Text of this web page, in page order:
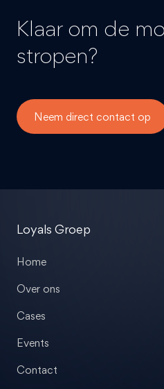
Klaar om de
stropen?
Neem direct contact op
Loyals Groep
Home
Over ons
Cases
Events
Contact